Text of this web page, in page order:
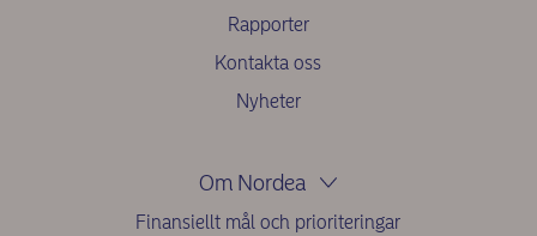
Rapporter
Kontakta oss
Nyheter
Om Nordea
Finansiellt mål och prioriteringar